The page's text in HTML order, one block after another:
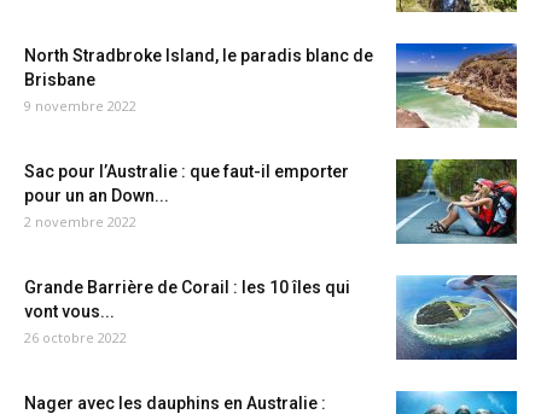
North Stradbroke Island, le paradis blanc de
Brisbane
9 novembre 2022
Sac pour l’Australie : que faut-il emporter
pour un an Down...
2 novembre 2022
Grande Barrière de Corail : les 10 îles qui
vont vous...
26 octobre 2022
Nager avec les dauphins en Australie :